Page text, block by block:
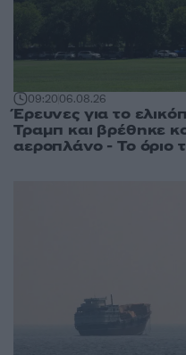
09:2006.08.26
Έρευνες για το
Τραμπ και βρέθηκε
αεροπλάνο - Το όριο